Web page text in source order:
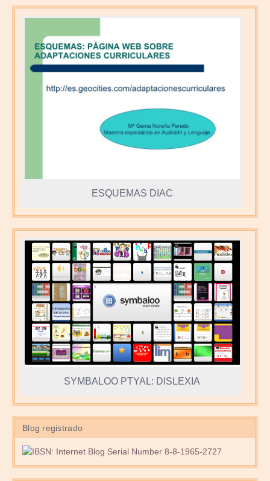
ESQUEMAS DIAC
SYMBALOO PTYAL: DISLEXIA
Blog registrado